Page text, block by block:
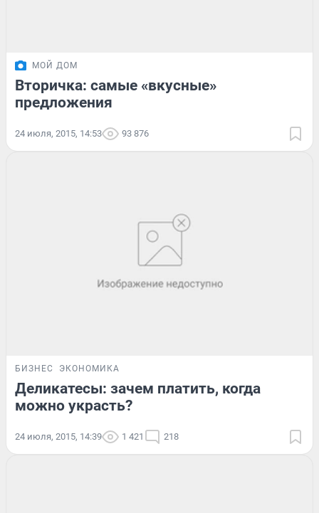
МОЙ ДОМ
Вторичка: самые «вкусные»
предложения
24 июля, 2015, 14:53 93 876
БИЗНЕС ЭКОНОМИКА
Деликатесы: зачем платить, когда
можно украсть?
24 июля, 2015, 14:39 1 421 218